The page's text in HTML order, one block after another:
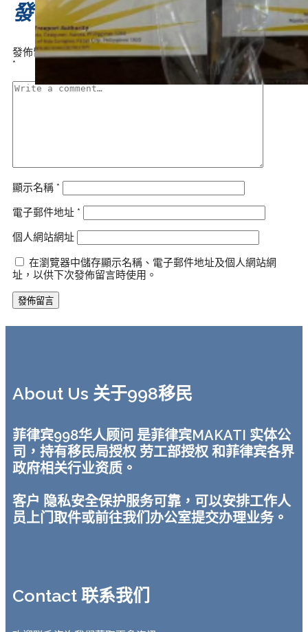
發佈留言
發佈留言必須填寫的電子郵件地址不會公開。
必填欄位標示為
*
顯示名稱 *
電子郵件地址 *
個人網站網址
在瀏覽器中儲存顯示名稱、電子郵件地址及個人網站網
址，以供下次發佈留言時使用。
About Us 关于998移民
菲律宾998华人顾问 是菲律宾MAKATI 实体公
司，持有移民局授权 劳工部授权 和菲律宾各界
政府相关行业资质。
客户 隐私安全保护服务可靠，可以安排工作人
员上门取件或前往我们办公室提交办理业务。
Contact 联系我们